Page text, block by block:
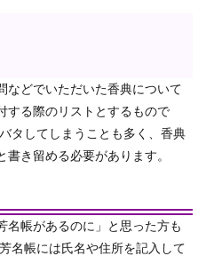
などでいただいた香典について
する際のリストとするもので
タしてしまうことも多く、香典
き留める必要があります。
名帳があるのに」と思った方も
芳名帳には氏名や住所を記入して